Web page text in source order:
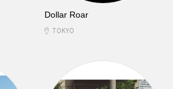
Dollar Roar
TOKYO